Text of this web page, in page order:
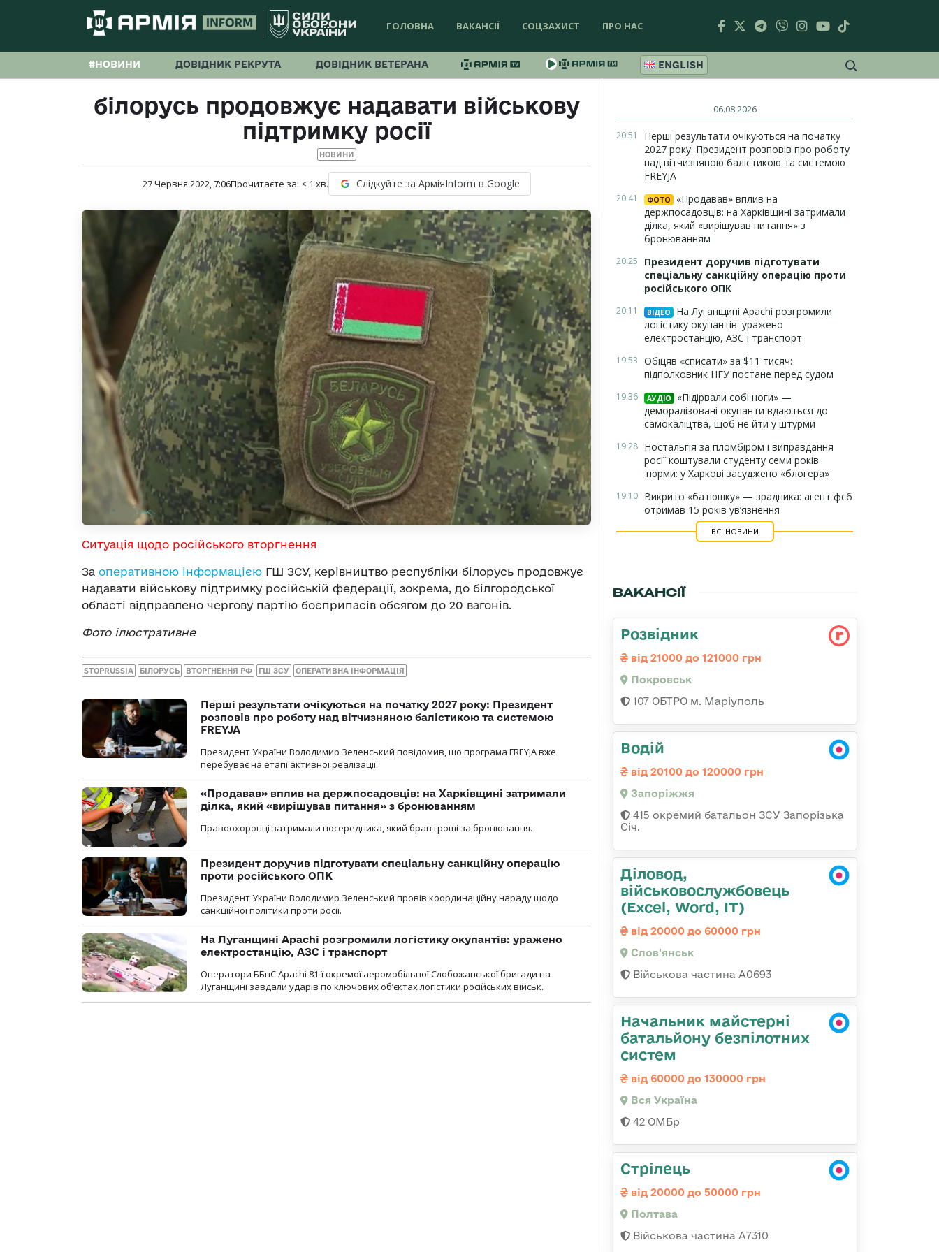
ГОЛОВНА ВАКАНСІЇ СОЦЗАХИСТ ПРО НАС
#НОВИНИ ДОВІДНИК РЕКРУТА ДОВІДНИК ВЕТЕРАНА ENGLISH
білорусь продовжує надавати військову
підтримку росії
НОВИНИ
27 Червня 2022, 7:06Прочитаєте за: < 1 хв. Слідкуйте за АрміяInform в Google
Ситуація щодо російського вторгнення
За оперативною інформацією ГШ ЗСУ, керівництво республіки білорусь продовжує
надавати військову підтримку російській федерації, зокрема, до білгородської
області відправлено чергову партію боєприпасів обсягом до 20 вагонів.
Фото ілюстративне
STOPRUSSIA БІЛОРУСЬ ВТОРГНЕННЯ РФ ГШ ЗСУ ОПЕРАТИВНА ІНФОРМАЦІЯ
Перші результати очікуються на початку 2027 року: Президент
розповів про роботу над вітчизняною балістикою та системою
FREYJA
Президент України Володимир Зеленський повідомив, що програма FREYJA вже
перебуває на етапі активної реалізації.
«Продавав» вплив на держпосадовців: на Харківщині затримали
ділка, який «вирішував питання» з бронюванням
Правоохоронці затримали посередника, який брав гроші за бронювання.
Президент доручив підготувати спеціальну санкційну операцію
проти російського ОПК
Президент України Володимир Зеленський провів координаційну нараду щодо
санкційної політики проти росії.
На Луганщині Apachi розгромили логістику окупантів: уражено
електростанцію, АЗС і транспорт
Оператори ББпС Apachi 81-ї окремої аеромобільної Слобожанської бригади на
Луганщині завдали ударів по ключових об’єктах логістики російських військ.
06.08.2026
20:51
Перші результати очікуються на початку
2027 року: Президент розповів про роботу
над вітчизняною балістикою та системою
FREYJA
20:41 ФОТО
«Продавав» вплив на
держпосадовців: на Харківщині затримали
ділка, який «вирішував питання» з
бронюванням
20:25
Президент доручив підготувати
спеціальну санкційну операцію проти
російського ОПК
20:11 ВІДЕО
На Луганщині Apachi розгромили
логістику окупантів: уражено
електростанцію, АЗС і транспорт
19:53 Обіцяв «списати» за $11 тисяч:
підполковник НГУ постане перед судом
19:36 АУДІО
«Підірвали собі ноги» —
деморалізовані окупанти вдаються до
самокаліцтва, щоб не йти у штурми
19:28 Ностальгія за пломбіром і виправдання
росії коштували студенту семи років
тюрми: у Харкові засуджено «блогера»
19:10 Викрито «батюшку» — зрадника: агент фсб
отримав 15 років ув’язнення
ВСІ НОВИНИ
ВАКАНСІЇ
Розвідник
від 21000 до 121000 грн
Покровськ
107 ОБТРО м. Маріуполь
Водій
від 20100 до 120000 грн
Запоріжжя
415 окремий батальон ЗСУ Запорізька
Січ.
Діловод,
військовослужбовець
(Excel, Word, IT)
від 20000 до 60000 грн
Слов'янськ
Військова частина А0693
Начальник майстерні
батальйону безпілотних
систем
від 60000 до 130000 грн
Вся Україна
42 ОМБр
Стрілець
від 20000 до 50000 грн
Полтава
Військова частина A7310